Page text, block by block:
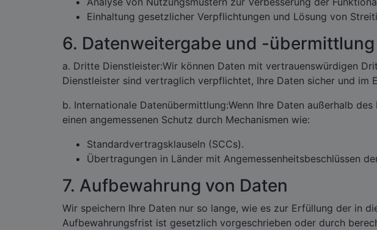
Einhaltung gesetzlicher Verpflichtungen und Lösung von
6. Datenweitergabe und -übermittlung
a. Dritte Dienstleister:Wir können Daten mit vertrauenswürdigen
Dienstleister sind vertraglich verpflichtet, Ihre Daten sicher und im
b. Internationale Datenübermittlung:Wenn Ihre Daten außerhalb
einen angemessenen Schutz durch Mechanismen wie:
Standardvertragsklauseln (SCCs).
Übertragungen in Länder mit Angemessenheitsbeschlüssen
7. Aufbewahrung von Daten
Wir speichern Ihre Daten nur so lange, wie es zur Erfüllung der in
Aufbewahrungsfrist ist gesetzlich vorgeschrieben oder durch